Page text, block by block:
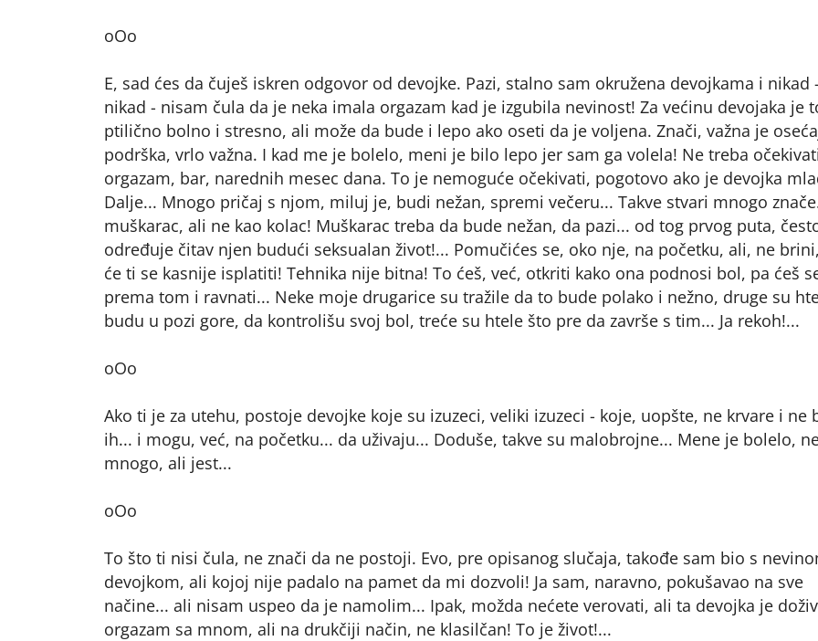
oOo
E, sad ćes da čuješ iskren odgovor od devojke. Pazi, stalno sam okružena devojkama i nikad
nikad - nisam čula da je neka imala orgazam kad je izgubila nevinost! Za većinu devojaka je
ptilično bolno i stresno, ali može da bude i lepo ako oseti da je voljena. Znači, važna je
podrška, vrlo važna. I kad me je bolelo, meni je bilo lepo jer sam ga volela! Ne treba očekivati
orgazam, bar, narednih mesec dana. To je nemoguće očekivati, pogotovo ako je devojka
Dalje... Mnogo pričaj s njom, miluj je, budi nežan, spremi večeru... Takve stvari mnogo
muškarac, ali ne kao kolac! Muškarac treba da bude nežan, da pazi... od tog prvog puta,
određuje čitav njen budući seksualan život!... Pomučićes se, oko nje, na početku, ali, ne
će ti se kasnije isplatiti! Tehnika nije bitna! To ćeš, već, otkriti kako ona podnosi bol, pa ćeš
prema tom i ravnati... Neke moje drugarice su tražile da to bude polako i nežno, druge su
budu u pozi gore, da kontrolišu svoj bol, treće su htele što pre da završe s tim... Ja rekoh!...
oOo
Ako ti je za utehu, postoje devojke koje su izuzeci, veliki izuzeci - koje, uopšte, ne krvare i ne
ih... i mogu, već, na početku... da uživaju... Doduše, takve su malobrojne... Mene je bolelo,
mnogo, ali jest...
oOo
To što ti nisi čula, ne znači da ne postoji. Evo, pre opisanog slučaja, takođe sam bio s
devojkom, ali kojoj nije padalo na pamet da mi dozvoli! Ja sam, naravno, pokušavao na sve
načine... ali nisam uspeo da je namolim... Ipak, možda nećete verovati, ali ta devojka je
orgazam sa mnom, ali na drukčiji način, ne klasilčan! To je život!...